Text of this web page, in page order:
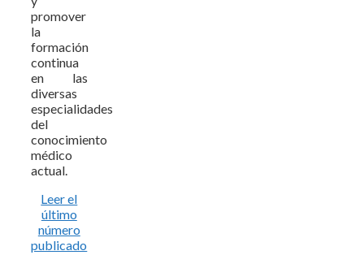
promover
la
formación
continua
en las
diversas
especialidades
del
conocimiento
médico
actual.
Leer el
último
número
publicado